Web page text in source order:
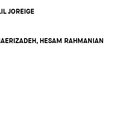
JOREIGE
HESAM RAHMANIAN